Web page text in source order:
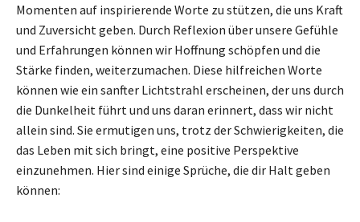
Momenten auf inspirierende Worte zu stützen, die uns Kraft
und Zuversicht geben. Durch Reflexion über unsere Gefühle
und Erfahrungen können wir Hoffnung schöpfen und die
Stärke finden, weiterzumachen. Diese hilfreichen Worte
können wie ein sanfter Lichtstrahl erscheinen, der uns durch
die Dunkelheit führt und uns daran erinnert, dass wir nicht
allein sind. Sie ermutigen uns, trotz der Schwierigkeiten, die
das Leben mit sich bringt, eine positive Perspektive
einzunehmen. Hier sind einige Sprüche, die dir Halt geben
können: